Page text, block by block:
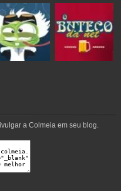
a Colmeia em seu blog.